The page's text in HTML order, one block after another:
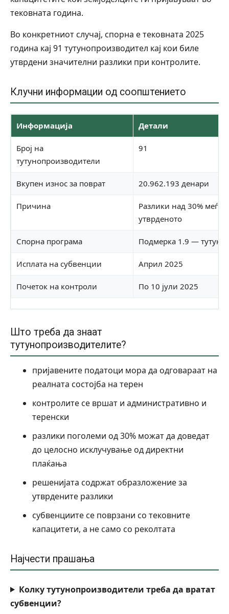
тековната година.
Во конкретниот случај, спорна е тековната 2025
година кај 91 тутунопроизводител кај кои биле
утврдени значителни разлики при контролите.
Клучни информации од соопштението
Информација Детали
Број на
тутунопроизводители
91
Вкупен износ за поврат 20.962.193 денари
Причина
Разлики над 30% меѓу
утврденото
Спорна програма Подмерка 1.9 — тутун
Исплата на субвенции Април 2025
Почеток на контроли По 10 јули 2025
Што треба да знаат
тутунопроизводителите?
пријавените податоци мора да одговараат на
реалната состојба на терен
контролите се вршат и административно и
теренски
разлики поголеми од 30% можат да доведат
до целосно исклучување од директни
плаќања
решенијата содржат образложение за
утврдените разлики
субвенциите се поврзани со тековните
капацитети, а не само со реколтата
Најчести прашања
Колку тутунопроизводители треба да вратат
субвенции?